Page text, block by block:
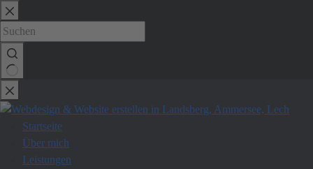
Zum
Inhalt
springen
Keine
Ergebnisse
Startseite
Über mich
Leistungen